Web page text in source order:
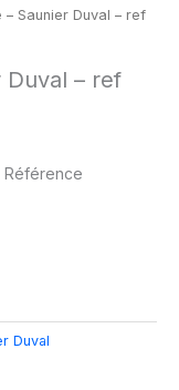
– Saunier Duval – ref
Duval – ref
Référence
Duval